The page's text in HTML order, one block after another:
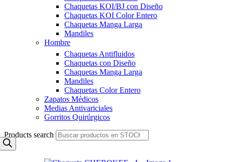
Chaquetas KOI/BJ con Diseño
Chaquetas KOI Color Entero
Chaquetas Manga Larga
Mandiles
Hombre
Chaquetas Antifluidos
Chaquetas con Diseño
Chaquetas Manga Larga
Mandiles
Chaquetas Color Entero
Zapatos Médicos
Medias Antivariciales
Gorritos Quirúrgicos
Products search